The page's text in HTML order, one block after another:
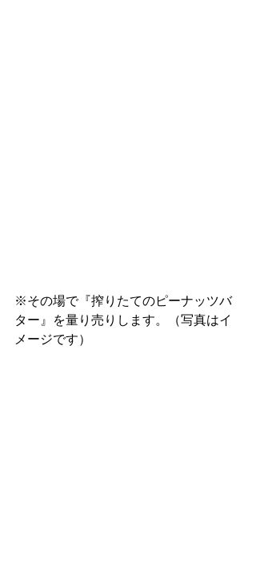
※その場で『搾りたてのピーナッツバ
ター』を量り売りします。（写真はイ
メージです）